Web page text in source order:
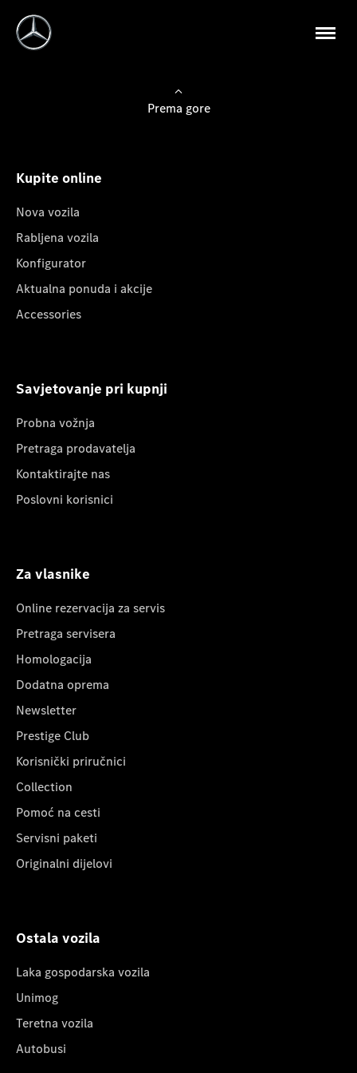
Prema gore
Kupite online
Nova vozila
Rabljena vozila
Konfigurator
Aktualna ponuda i akcije
Accessories
Savjetovanje pri kupnji
Probna vožnja
Pretraga prodavatelja
Kontaktirajte nas
Poslovni korisnici
Za vlasnike
Online rezervacija za servis
Pretraga servisera
Homologacija
Dodatna oprema
Newsletter
Prestige Club
Korisnički priručnici
Collection
Pomoć na cesti
Servisni paketi
Originalni dijelovi
Ostala vozila
Laka gospodarska vozila
Unimog
Teretna vozila
Autobusi